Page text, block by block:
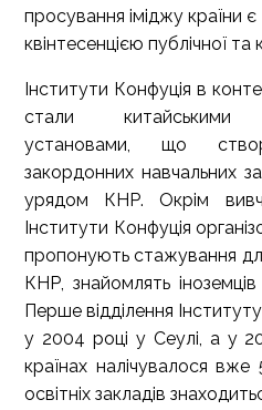
просування іміджу країни є
квінтесенцією публічної та
Інститути Конфуція в
стали китайськими
установами, що
закордонних навчальних
урядом КНР. Окрім
Інститути Конфуція
пропонують стажування
КНР, знайомлять
Перше відділення
у 2004 році у Сеулі, а у
країнах налічувалося вже
освітніх закладів